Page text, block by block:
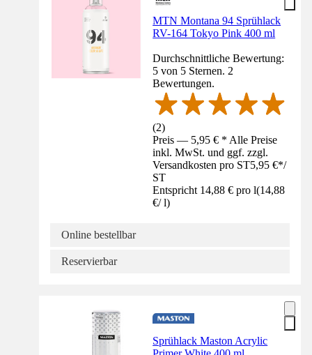
MTN Montana 94 Sprühlack
RV-164 Tokyo Pink 400 ml
Durchschnittliche Bewertung:
5 von 5 Sternen. 2
Bewertungen.
(2)
Preis — 5,95 € * Alle Preise
inkl. MwSt. und ggf. zzgl.
Versandkosten pro ST5,95 €*/
ST
Entspricht 14,88 € pro l(14,88
€/ l)
Online bestellbar
Reservierbar
Sprühlack Maston Acrylic